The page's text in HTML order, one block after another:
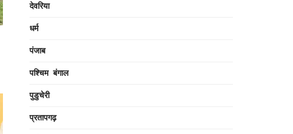
देवरिया
धर्म
पंजाब
पश्चिम बंगाल
पुडुचेरी
प्रतापगढ़